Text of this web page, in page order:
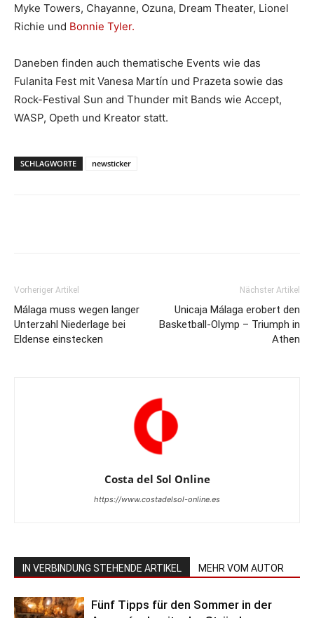
Myke Towers, Chayanne, Ozuna, Dream Theater, Lionel
Richie und Bonnie Tyler.
Daneben finden auch thematische Events wie das
Fulanita Fest mit Vanesa Martín und Prazeta sowie das
Rock-Festival Sun and Thunder mit Bands wie Accept,
WASP, Opeth und Kreator statt.
SCHLAGWORTE newsticker
Vorheriger Artikel
Málaga muss wegen langer
Unterzahl Niederlage bei
Eldense einstecken
Nächster Artikel
Unicaja Málaga erobert den
Basketball-Olymp – Triumph in
Athen
Costa del Sol Online
https://www.costadelsol-online.es
IN VERBINDUNG STEHENDE ARTIKEL MEHR VOM AUTOR
Fünf Tipps für den Sommer in der